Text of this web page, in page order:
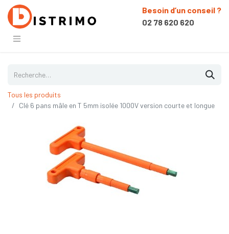
Besoin d’un conseil ?
02 78 620 620
Tous les produits
Clé 6 pans mâle en T 5mm isolée 1000V version courte et longue